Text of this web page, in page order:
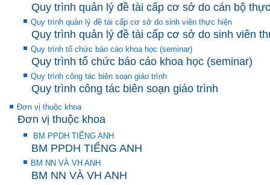
Quy trình quản lý đề tài cấp cơ sở do cán bộ
Quy trình quản lý đề tài cấp cơ sở do sinh viên thực hiện
Quy trình quản lý đề tài cấp cơ sở do sinh viên
Quy trình tổ chức báo cáo khoa học (seminar)
Quy trình tổ chức báo cáo khoa học (seminar)
Quy trình công tác biên soạn giáo trình
Quy trình công tác biên soạn giáo trình
Đơn vị thuộc khoa
Đơn vị thuộc khoa
BM PPDH TIẾNG ANH
BM PPDH TIẾNG ANH
BM NN VÀ VH ANH
BM NN VÀ VH ANH